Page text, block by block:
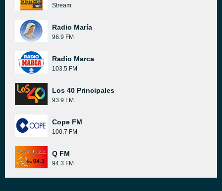
Stream
Radio María
96.9 FM
Radio Marca
103.5 FM
Los 40 Principales
93.9 FM
Cope FM
100.7 FM
Q FM
94.3 FM